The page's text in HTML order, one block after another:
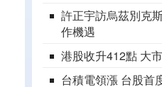
許正宇訪烏茲別克
作機遇
港股收升412點 大
台積電領漲 台股首